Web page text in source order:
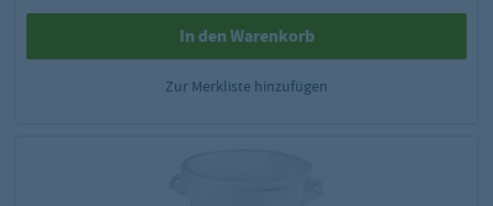
In den Warenkorb
Zur Merkliste hinzufügen